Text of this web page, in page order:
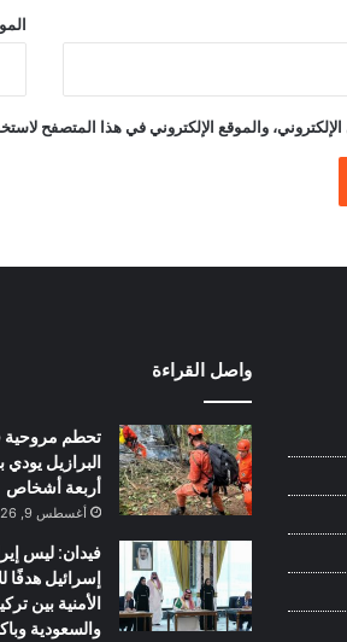
والموقع الإلكتروني في هذا المتصفح
واصل القراءة
تحطم
البرازيل يودي
أربعة أشخاص
أغسطس 9, 2026
فيدان: ليس
إسرائيل هدفًا
الأمنية بين
والسعودية